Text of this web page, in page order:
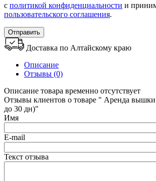
с политикой конфиденциальности и
пользовательского соглашения.
Отправить
Доставка по Алтайскому краю
Описание
Отзывы (0)
Описание товара временно отсутствует
Отзывы клиентов о товаре " Аренда
до 30 дн)"
Имя
E-mail
Текст отзыва